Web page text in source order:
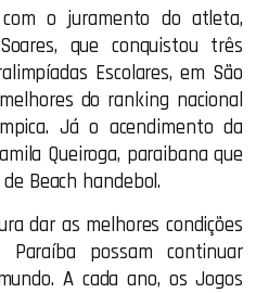
o juramento do atleta,
que conquistou três
Escolares, em São
do ranking nacional
Já o acendimento da
Queiroga, paraibana que
Beach handebol.
dar as melhores condições
possam continuar
A cada ano, os Jogos